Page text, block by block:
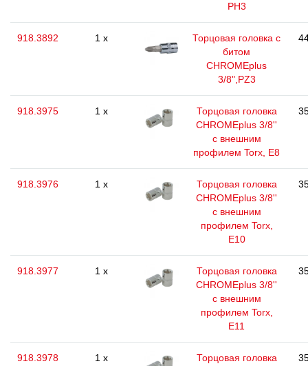
РН3
918.3892 1 x
Торцовая головка с
битом
CHROMEplus
3/8",РZ3
918.3975 1 x
Торцовая головка
CHROMEplus 3/8''
с внешним
профилем Torx, E8
918.3976 1 x
Торцовая головка
CHROMEplus 3/8''
с внешним
профилем Torx,
E10
918.3977 1 x
Торцовая головка
CHROMEplus 3/8''
с внешним
профилем Torx,
E11
918.3978 1 x Торцовая головка